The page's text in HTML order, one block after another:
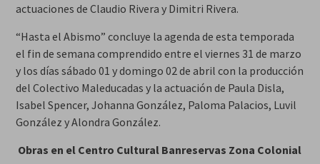
actuaciones de Claudio Rivera y Dimitri Rivera.
“Hasta el Abismo” concluye la agenda de esta temporada
el fin de semana comprendido entre el viernes 31 de marzo
y los días sábado 01 y domingo 02 de abril con la producción
del Colectivo Maleducadas y la actuación de Paula Disla,
Isabel Spencer, Johanna González, Paloma Palacios, Luvil
González y Alondra González.
Obras en el Centro Cultural Banreservas Zona Colonial